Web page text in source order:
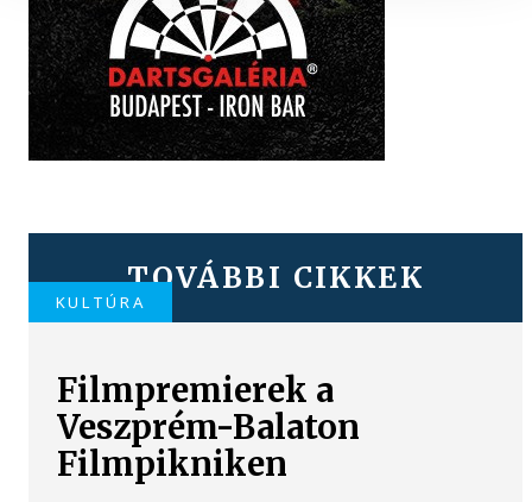
TOVÁBBI CIKKEK
KULTÚRA
Filmpremierek a
Veszprém-Balaton
Filmpikniken